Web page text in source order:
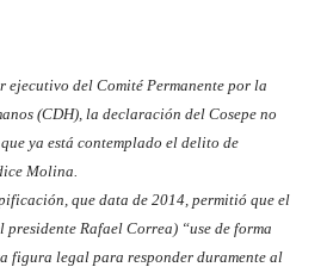
del Comité Permanente por la
(CDH), la declaración del Cosepe no
ya está contemplado el delito de
Molina.
que data de 2014, permitió que el
presidente Rafael Correa) “use de forma
figura legal para responder duramente al